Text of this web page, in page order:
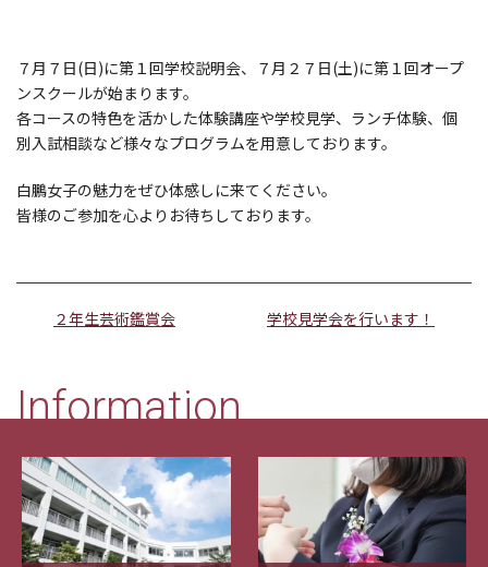
７月７日(日)に第１回学校説明会、７月２７日(土)に第１回オープ
ンスクールが始まります。
各コースの特色を活かした体験講座や学校見学、ランチ体験、個
別入試相談など様々なプログラムを用意しております。
白鵬女子の魅力をぜひ体感しに来てください。
皆様のご参加を心よりお待ちしております。
２年生芸術鑑賞会 学校見学会を行います！
Information